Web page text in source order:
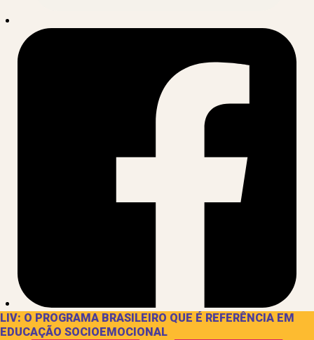
LIV: O PROGRAMA BRASILEIRO QUE É REFERÊNCIA EM
EDUCAÇÃO SOCIOEMOCIONAL